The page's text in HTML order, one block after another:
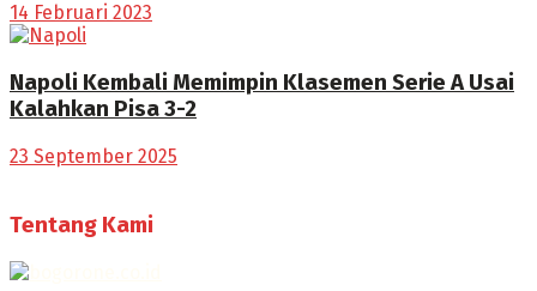
14 Februari 2023
Napoli Kembali Memimpin Klasemen Serie A Usai
Kalahkan Pisa 3-2
23 September 2025
Tentang Kami